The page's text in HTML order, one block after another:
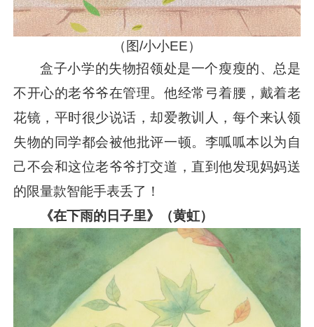
（图/小小EE）
盒子小学的失物招领处是一个瘦瘦的、总是
不开心的老爷爷在管理。他经常弓着腰，戴着老
花镜，平时很少说话，却爱教训人，每个来认领
失物的同学都会被他批评一顿。李呱呱本以为自
己不会和这位老爷爷打交道，直到他发现妈妈送
的限量款智能手表丢了！
《在下雨的日子里》（黄虹）